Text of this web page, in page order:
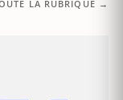
LA RUBRIQUE →